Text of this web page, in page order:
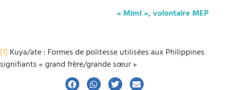
« Mimi », volontaire MEP
[1] Kuya/ate : Formes de politesse utilisées aux Philippines
signifiants « grand frère/grande sœur »